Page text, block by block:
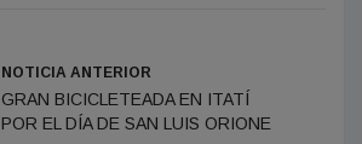
NOTICIA ANTERIOR
GRAN BICICLETEADA EN ITATÍ
POR EL DÍA DE SAN LUIS ORIONE